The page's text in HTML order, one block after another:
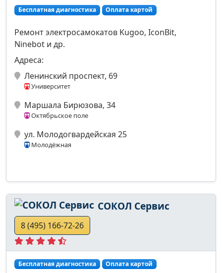
Бесплатная диагностика Оплата картой
Ремонт электросамокатов Kugoo, IconBit,
Ninebot и др.
Адреса:
Ленинский проспект, 69
Университет
Маршала Бирюзова, 34
Октябрьское поле
ул. Молодогвардейская 25
Молодёжная
СОКОЛ Сервис
8 (495) 166-72-26
Бесплатная диагностика Оплата картой